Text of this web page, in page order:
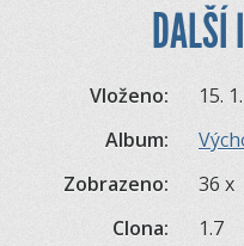
DALŠÍ
Vloženo:
15.
Album:
Zobrazeno:
36 x
Clona:
1.7